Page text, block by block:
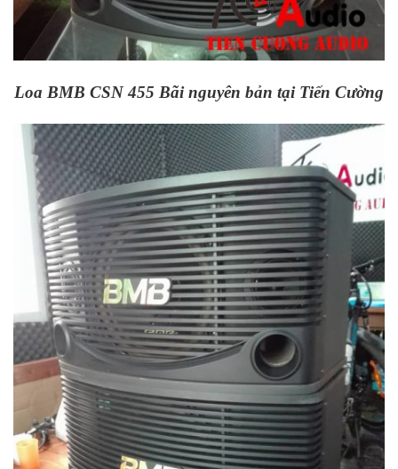
Loa BMB CSN 455 Bãi nguyên bản tại Tiến Cường